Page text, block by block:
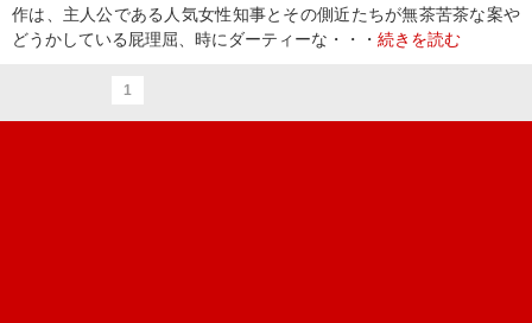
作は、主人公である人気女性知事とその側近たちが無茶苦茶な案や
どうかしている屁理屈、時にダーティーな・・・ 続きを読む
1